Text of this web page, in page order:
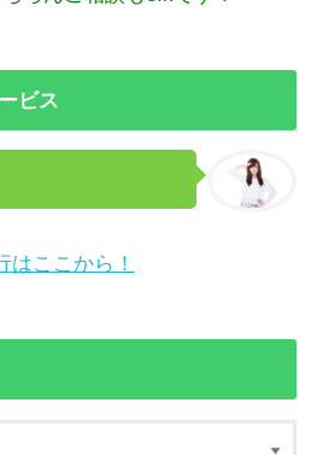
ビス
はここから！